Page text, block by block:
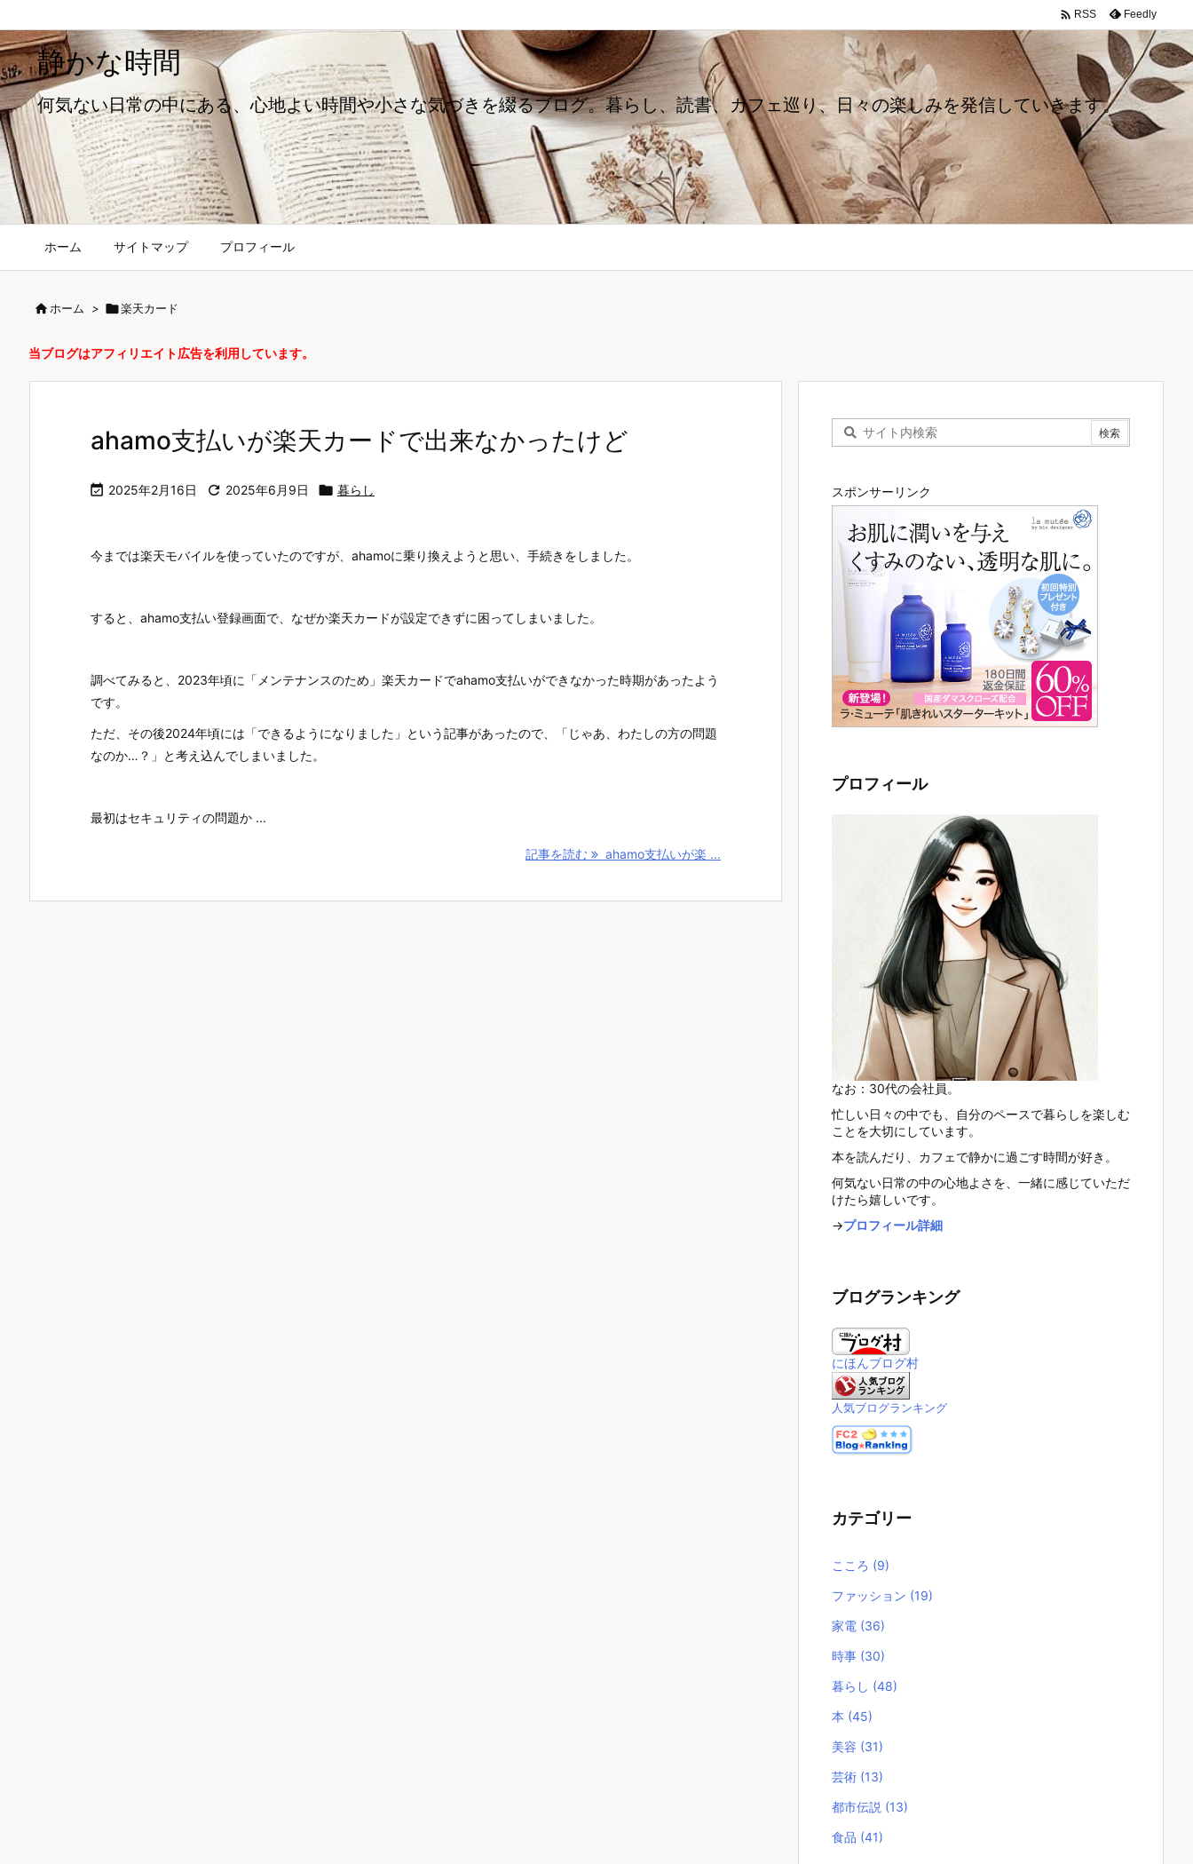
静かな時間
何気ない日常の中にある、心地よい時間や小さな気づきを綴るブログ。暮らし、読書、カフェ巡り、日々の楽しみを発信していきます。
ホーム サイトマップ プロフィール
 RSS Feedly
ホーム > 楽天カード
当ブログはアフィリエイト広告を利用しています。
ahamo支払いが楽天カードで出来なかったけど
 2025年2月16日  2025年6月9日  暮らし
今までは楽天モバイルを使っていたのですが、ahamoに乗り換えようと思い、手続きをしました。
すると、ahamo支払い登録画面で、なぜか楽天カードが設定できずに困ってしまいました。
調べてみると、2023年頃に「メンテナンスのため」楽天カードでahamo支払いができなかった時期があったよう
です。
ただ、その後2024年頃には「できるようになりました」という記事があったので、「じゃあ、わたしの方の問題
なのか…？」と考え込んでしまいました。
最初はセキュリティの問題か ...
記事を読む ahamo支払いが楽 ...
スポンサーリンク
プロフィール
なお：30代の会社員。
忙しい日々の中でも、自分のペースで暮らしを楽しむ
ことを大切にしています。
本を読んだり、カフェで静かに過ごす時間が好き。
何気ない日常の中の心地よさを、一緒に感じていただ
けたら嬉しいです。
→プロフィール詳細
ブログランキング
にほんブログ村
人気ブログランキング
カテゴリー
こころ (9)
ファッション (19)
家電 (36)
時事 (30)
暮らし (48)
本 (45)
美容 (31)
芸術 (13)
都市伝説 (13)
食品 (41)